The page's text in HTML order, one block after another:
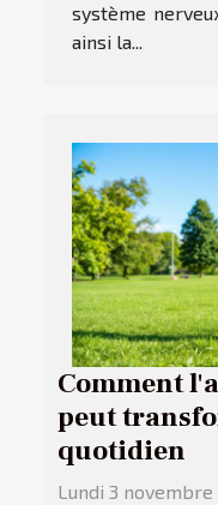
système
ainsi la...
Comment
peut
quotidien
Lundi 3 novembre